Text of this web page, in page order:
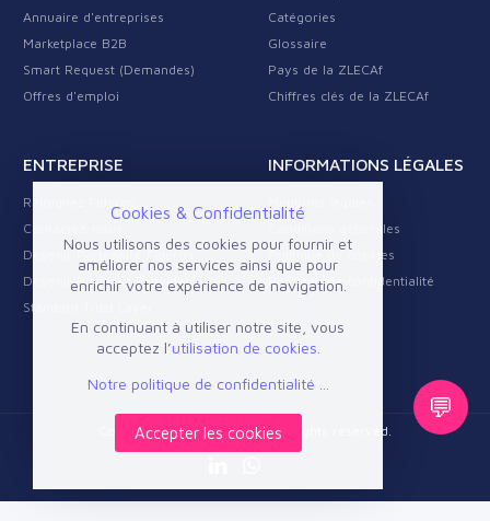
Annuaire d'entreprises
Marketplace B2B
Smart Request (Demandes)
Offres d'emploi
Catégories
Glossaire
Pays de la ZLECAf
Chiffres clés de la ZLECAf
ENTREPRISE
Rejoignez Fideros
Contactez-nous
Devenir Partenaire Fideros
Devenir Business Provider
Standard Trust Layer
INFORMATIONS LÉGALES
Conditions générales
Politique de cookies
Politique de confidentialité
Copyright © 2026 Fideros. All rights reserved.
Cookies & Confidentialité
Nous utilisons des cookies pour fournir et
améliorer nos services ainsi que pour
enrichir votre expérience de navigation.
En continuant à utiliser notre site, vous
acceptez l’utilisation de cookies.
Notre politique de confidentialité ...
Accepter les cookies
💬